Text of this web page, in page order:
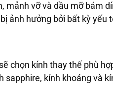
mảnh vỡ và dầu mỡ bám
ảnh hưởng bởi bất kỳ yếu
chọn kính thay thế phù
sapphire, kính khoáng và